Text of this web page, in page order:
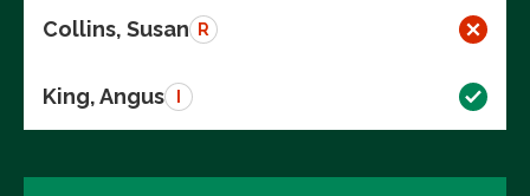
Collins, Susan R
King, Angus